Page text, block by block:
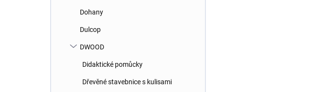
Dohany
Dulcop
DWOOD
Didaktické pomůcky
Dřevěné stavebnice s kulisami